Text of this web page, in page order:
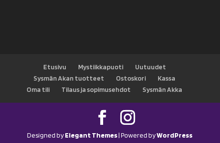
Etusivu Mystiikkapuoti
Uutuudet
Sysmän Akan tuotteet
Ostoskori
Kassa
Oma tili
Tilaus ja sopimusehdot Sysmän Akka
Designed byElegant Themes| Powered byWordPress